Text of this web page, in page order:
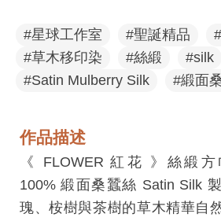
平
台
頁
網
站
導
#星球工作室 #聖誕精品
#草木移印染
#絲緞 #silk
#Satin Mulberry Silk
#緞面
作品描述
《 FLOWER 紅花 》絲緞
100% 緞面桑蠶絲 Satin Silk
瑰、桉樹與茶樹的草木精華自